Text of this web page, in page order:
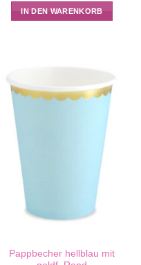
IN DEN WARENKORB
Pappbecher hellblau mit